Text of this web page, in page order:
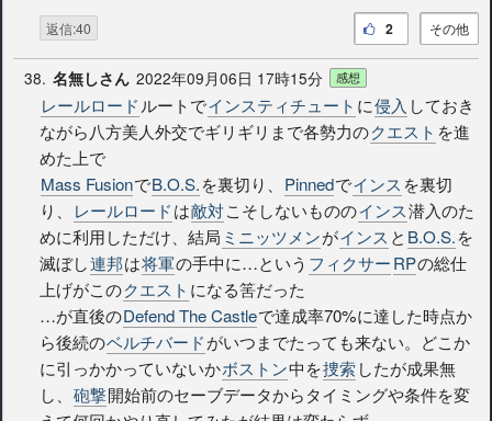
返信:40 その他
2
38. 名無しさん 2022年09月06日 17時15分 感想
レールロード ルートでインスティチュート に侵入 しておき
ながら八方美人外交でギリギリまで各勢力のクエスト を進
めた上で
Mass FusionでB.O.S.を裏切り、 Pinnedでインス を裏切
り、
レールロードは敵対こそしないもののインス潜入のた
めに利用しただけ、結局 ミニッツメンがインス と B.O.S.を
滅ぼし連邦は将軍の手中に…という フィクサーRPの総仕
上げがこのクエスト になる筈だった
…が直後のDefend The Castleで達成率70%に達した時点か
ら後続のベルチバードがいつまでたっても来ない。どこか
に引っかかっていないかボストン中を捜索したが成果無
し、 砲撃開始前のセーブデータからタイミングや条件を変